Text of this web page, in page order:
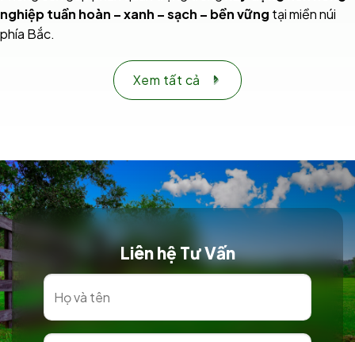
nghiệp tuần hoàn – xanh – sạch – bền vững tại miền núi
phía Bắc.
Xem tất cả
Liên hệ Tư Vấn